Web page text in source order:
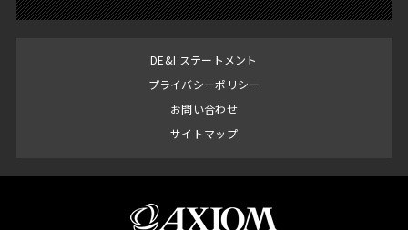
DE&I ステートメント
プライバシーポリシー
お問い合わせ
サイトマップ